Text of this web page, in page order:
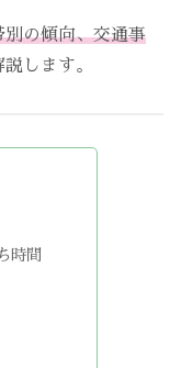
の傾向、交通事
します。
時間